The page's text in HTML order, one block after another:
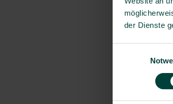
der Dienste